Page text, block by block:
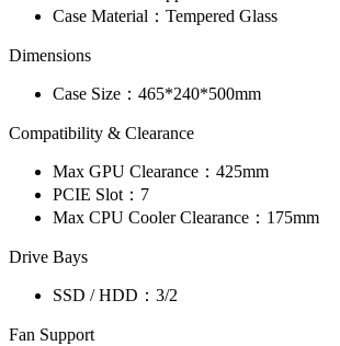
Case Material： Tempered Glass
Dimensions
Case Size： 465*240*500mm
Compatibility & Clearance
Max GPU Clearance： 425mm
PCIE Slot： 7
Max CPU Cooler Clearance： 175mm
Drive Bays
SSD / HDD： 3/2
Fan Support